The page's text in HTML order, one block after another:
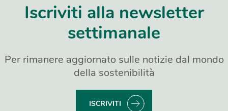
Iscriviti alla newsletter
settimanale
Per rimanere aggiornato sulle notizie dal mondo
della sostenibilità
ISCRIVITI